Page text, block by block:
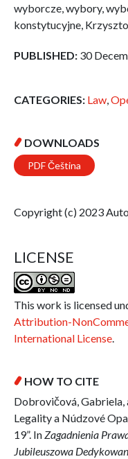
wyborcze, wybory,
konstytucyjne,
PUBLISHED: 30
CATEGORIES: Law,
DOWNLOADS
PDF Čeština
Copyright (c) 2023
LICENSE
This work is licensed
Attribution-
International License.
HOW TO CITE
Dobrovičová, Gabriela,
Legality a Núdzové
19”. InZagadnienia
Jubileuszowa